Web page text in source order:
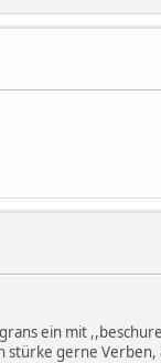
ein mit
stürke gerne